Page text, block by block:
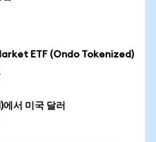
ETF (Ondo Tokenized)
서 미국 달러